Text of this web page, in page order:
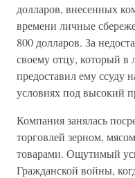
долларов, внесенных
времени личные
800 долларов. За
своему отцу, который в
предоставил ему ссуду
условиях под высокий
Компания занялась
торговлей зерном,
товарами. Ощутимый
Гражданской войны,